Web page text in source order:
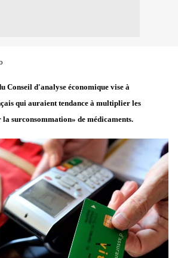
Conseil d'analyse économique vise à
qui auraient tendance à multiplier les
surconsommation» de médicaments.